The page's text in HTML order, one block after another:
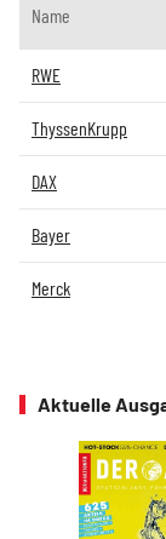
Name
RWE
ThyssenKrupp
DAX
Bayer
Merck
Aktuelle